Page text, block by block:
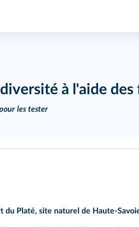
à l'aide des
les tester
du Platé, site naturel de Haute-